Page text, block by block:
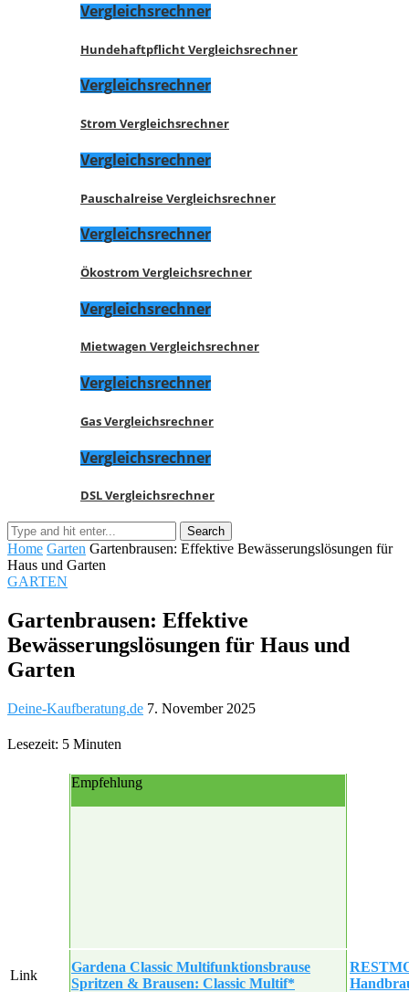
Vergleichsrechner
Hundehaftpflicht Vergleichsrechner
Vergleichsrechner
Strom Vergleichsrechner
Vergleichsrechner
Pauschalreise Vergleichsrechner
Vergleichsrechner
Ökostrom Vergleichsrechner
Vergleichsrechner
Mietwagen Vergleichsrechner
Vergleichsrechner
Gas Vergleichsrechner
Vergleichsrechner
DSL Vergleichsrechner
Home Garten Gartenbrausen: Effektive Bewässerungslösungen für
Haus und Garten
GARTEN
Gartenbrausen: Effektive
Bewässerungslösungen für Haus und
Garten
Deine-Kaufberatung.de 7. November 2025
Lesezeit: 5 Minuten
Empfehlung
Link
Gardena Classic Multifunktionsbrause
Spritzen & Brausen: Classic Multif*